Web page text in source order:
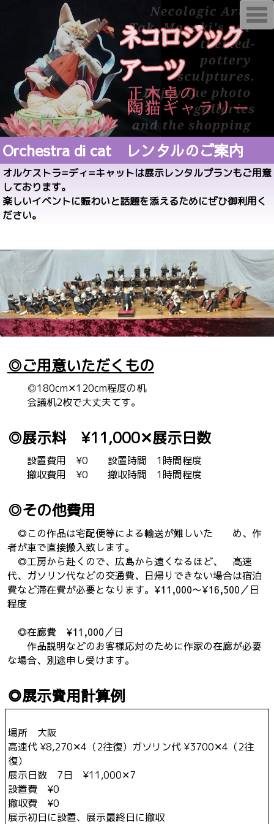
Orchestra di cat レンタルのご案内
オルケストラ=ディ=キャットは展示レンタルプランもご用意
しております。
楽しいイベントに賑わいと話題を添えるためにぜひ御利用く
ださい。
◎ご用意いただくもの
◎180cm✕120cm程度の机
会議机2枚で大丈夫てす。
◎展示料 ¥11,000✕展示日数
設置費用 ¥0 設置時間 1時間程度
撤収費用 ¥0 撤収時間 1時間程度
◎その他費用
◎この作品は宅配便等による輸送が難しいた め、作
者が車で直接搬入致します。
◎工房から赴くので、広島から遠くなるほど、 高速
代、ガソリン代などの交通費、日帰りできない場合は宿泊
費など滞在費が必要となります。¥11,000〜¥16,500／日
程度
◎在廊費 ¥11,000／日
作品説明などのお客様応対のために作家の在廊が必要
な場合、別途申し受けます。
◎展示費用計算例
場所 大阪
高速代 ¥8,270✕4（2往復）ガソリン代 ¥3700✕4（2往
復）
展示日数 7日 ¥11,000✕7
設置費 ¥0
撤収費 ¥0
展示初日に設置、展示最終日に撤収
T
o
g
o